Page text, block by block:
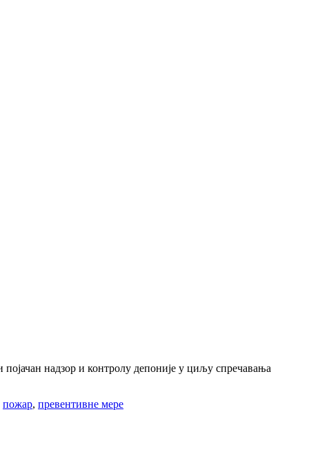
надзор и контролу депоније у циљу спречавања
пожар, превентивне мере